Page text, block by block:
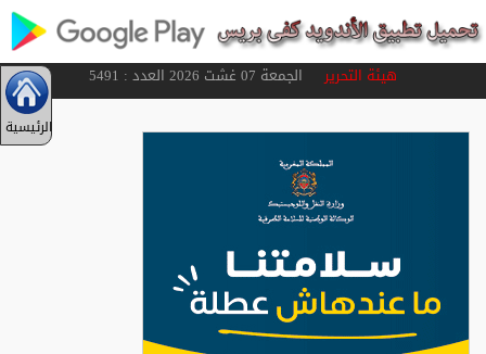
هيئة التحريرالجمعة 07 غشت 2026 العدد : 5491
الرئيسية